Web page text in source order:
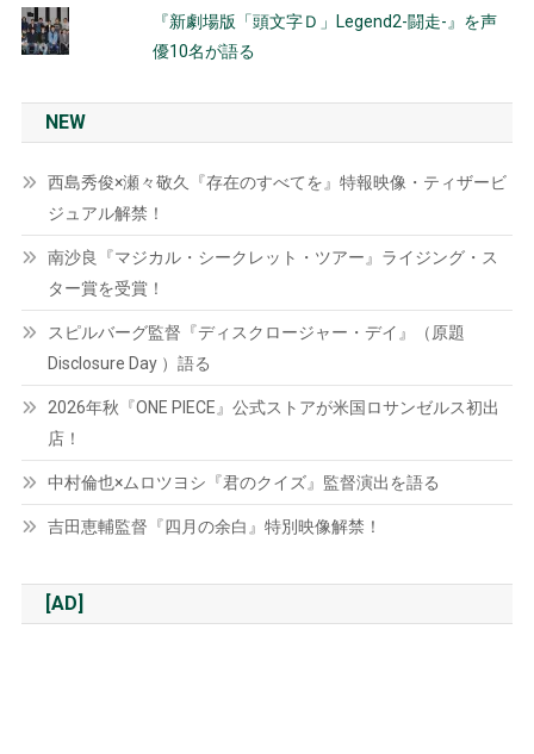
『新劇場版「頭文字Ｄ」Legend2-闘走-』を声
優10名が語る
NEW
西島秀俊×瀬々敬久『存在のすべてを』特報映像・ティザービ
ジュアル解禁！
南沙良『マジカル・シークレット・ツアー』ライジング・ス
ター賞を受賞！
スピルバーグ監督『ディスクロージャー・デイ』（原題
Disclosure Day ）語る
2026年秋『ONE PIECE』公式ストアが米国ロサンゼルス初出
店！
中村倫也×ムロツヨシ『君のクイズ』監督演出を語る
吉田恵輔監督『四月の余白』特別映像解禁！
[AD]